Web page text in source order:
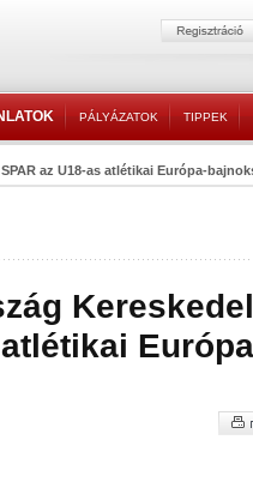
PÁLYÁZATOK TIPPEK
az U18-as atlétikai Európa-
atlétikai